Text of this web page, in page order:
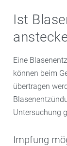
Pflanzen oder
Präparate mit
Wachstum der
schneller
Ruhe.
Ist
Eine
können beim
übertragen
Untersuchung
Impfung